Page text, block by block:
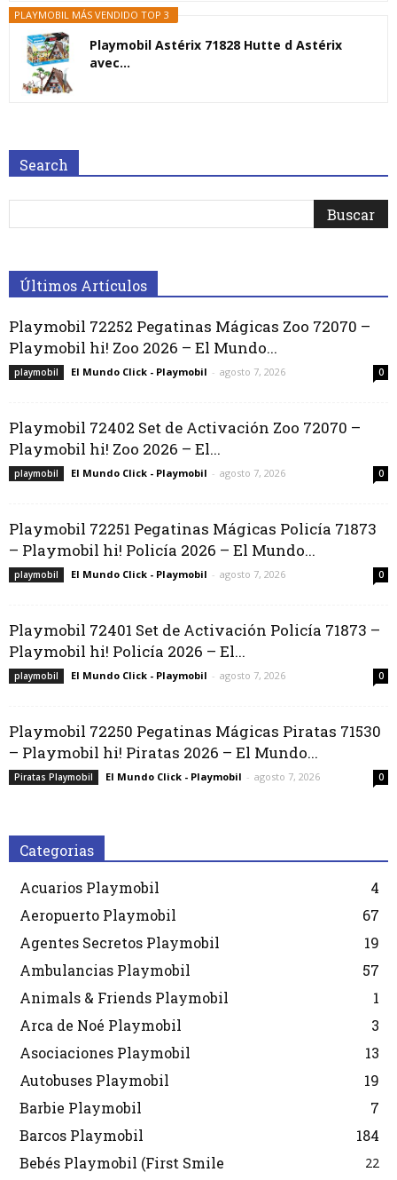
PLAYMOBIL MÁS VENDIDO TOP 3
Playmobil Astérix 71828 Hutte d Astérix
avec...
Search
Últimos Artículos
Playmobil 72252 Pegatinas Mágicas Zoo 72070 –
Playmobil hi! Zoo 2026 – El Mundo...
playmobil El Mundo Click - Playmobil - agosto 7, 2026 0
Playmobil 72402 Set de Activación Zoo 72070 –
Playmobil hi! Zoo 2026 – El...
playmobil El Mundo Click - Playmobil - agosto 7, 2026 0
Playmobil 72251 Pegatinas Mágicas Policía 71873
– Playmobil hi! Policía 2026 – El Mundo...
playmobil El Mundo Click - Playmobil - agosto 7, 2026 0
Playmobil 72401 Set de Activación Policía 71873 –
Playmobil hi! Policía 2026 – El...
playmobil El Mundo Click - Playmobil - agosto 7, 2026 0
Playmobil 72250 Pegatinas Mágicas Piratas 71530
– Playmobil hi! Piratas 2026 – El Mundo...
Piratas Playmobil El Mundo Click - Playmobil - agosto 7, 2026 0
Categorias
Acuarios Playmobil
4
Aeropuerto Playmobil
67
Agentes Secretos Playmobil
19
Ambulancias Playmobil
57
Animals & Friends Playmobil
1
Arca de Noé Playmobil
3
Asociaciones Playmobil
13
Autobuses Playmobil
19
Barbie Playmobil
7
Barcos Playmobil
184
Bebés Playmobil (First Smile
22